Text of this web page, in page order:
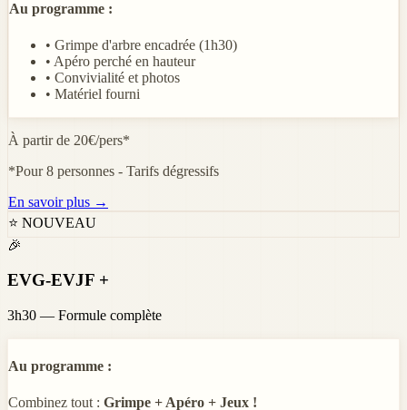
Au programme :
• Grimpe d'arbre encadrée (1h30)
• Apéro perché en hauteur
• Convivialité et photos
• Matériel fourni
À partir de 20€/pers*
*Pour 8 personnes - Tarifs dégressifs
En savoir plus →
⭐ NOUVEAU
🎉
EVG-EVJF +
3h30 — Formule complète
Au programme :
Combinez tout : Grimpe + Apéro + Jeux !